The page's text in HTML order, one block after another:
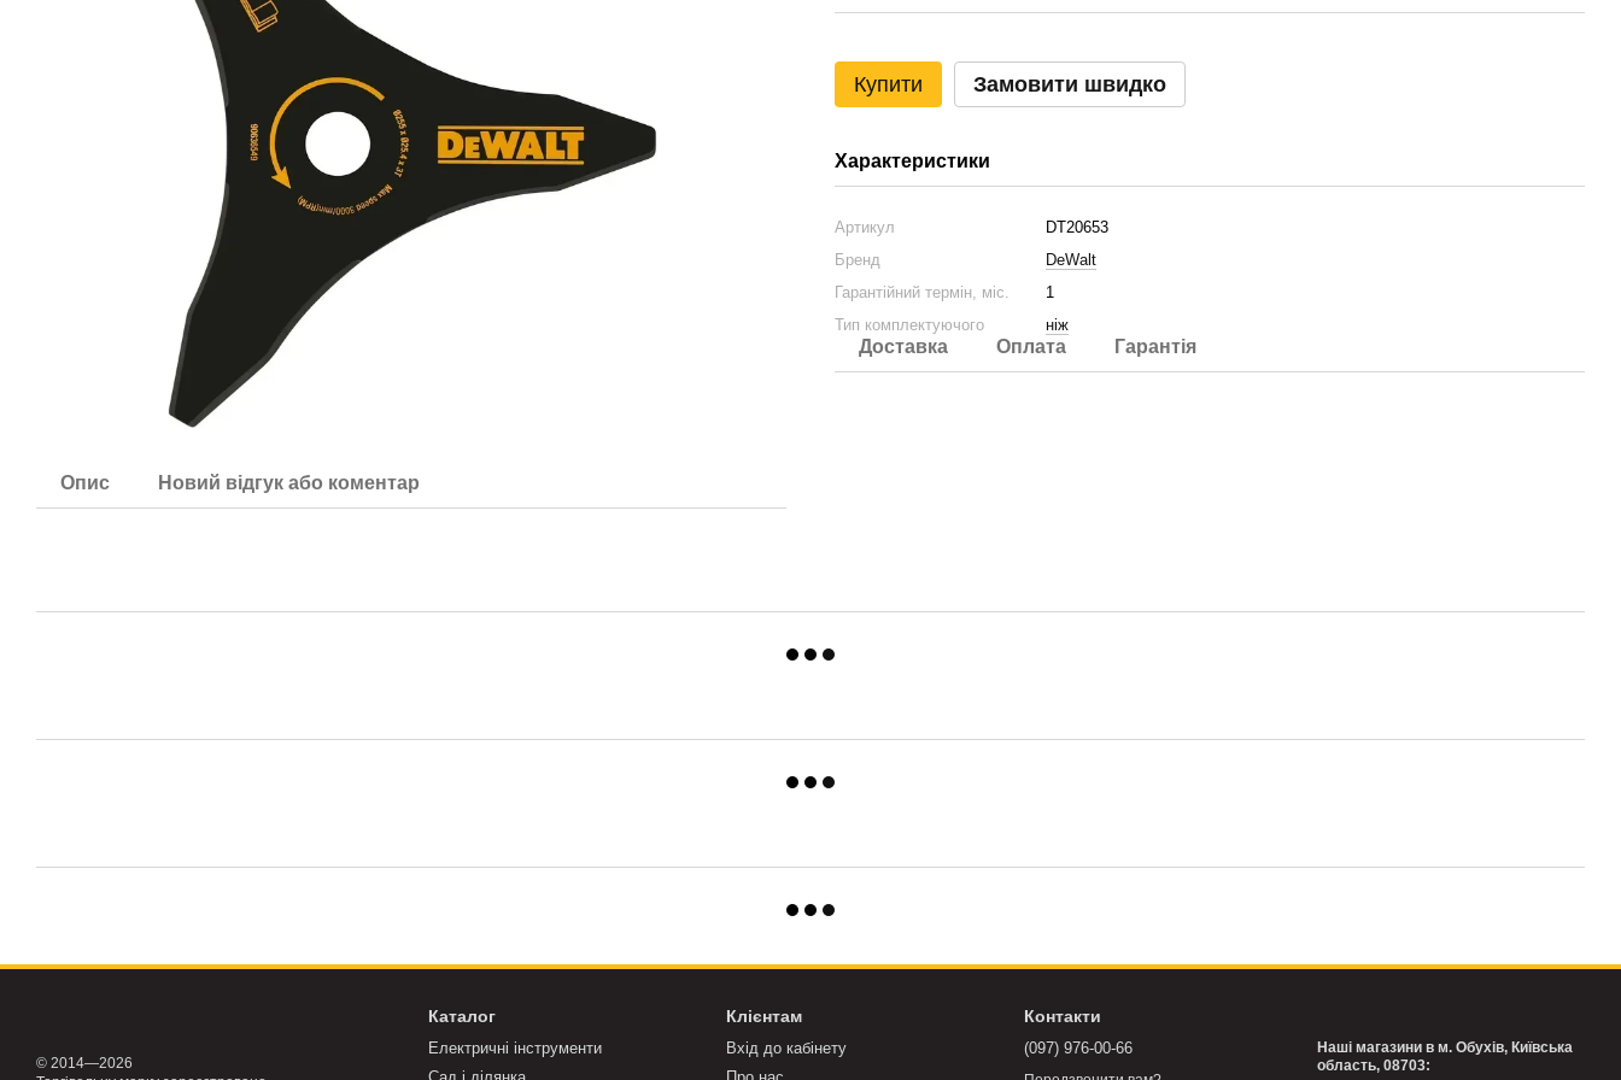
Опис Новий відгук або коментар
Купити Замовити швидко
Характеристики
Артикул
DT20653
Бренд
DeWalt
Гарантійний термін, міс.
1
Тип комплектуючого
ніж
Доставка Оплата Гарантія
© 2014—2026
Каталог
Електричні інструменти
Клієнтам
Вхід до кабінету
Контакти
(097) 976-00-66
Наші магазини в м. Обухів, Київська
область, 08703: